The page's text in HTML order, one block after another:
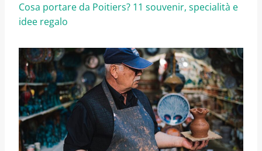
Cosa portare da Poitiers? 11 souvenir, specialità e
idee regalo